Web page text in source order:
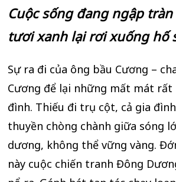
Cuộc sống đang ngập
tươi xanh lại rơi xuống hố
Sự ra đi của ông bầu Cương –
Cương để lại những mất mát rất
đình. Thiếu đi trụ cột, cả gia
thuyền chòng chành giữa sóng
dương, không thể vững vàng.
này cuộc chiến tranh Đông